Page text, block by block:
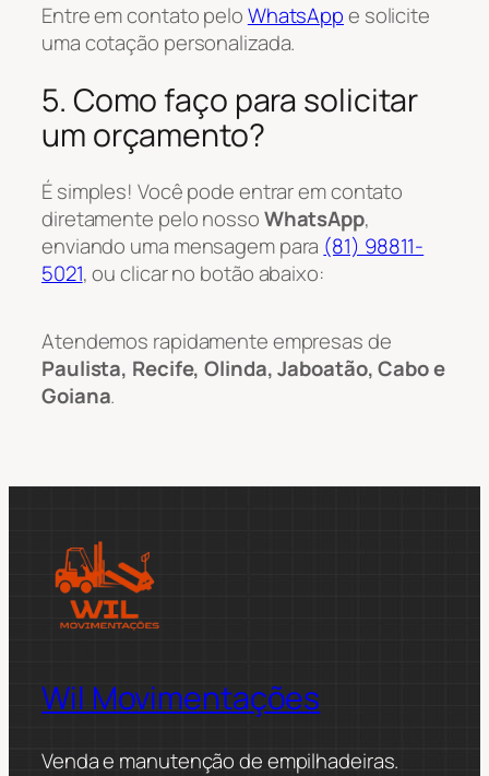
Entre em contato peloWhatsAppe solicite
uma cotação personalizada.
5. Como faço para solicitar
um orçamento?
É simples! Você pode entrar em contato
diretamente pelo nossoWhatsApp,
enviando uma mensagem para (81) 98811-
5021, ou clicar no botão abaixo:
Atendemos rapidamente empresas de
Paulista, Recife, Olinda, Jaboatão, Cabo e
Goiana.
Wil Movimentações
Venda e manutenção de empilhadeiras.